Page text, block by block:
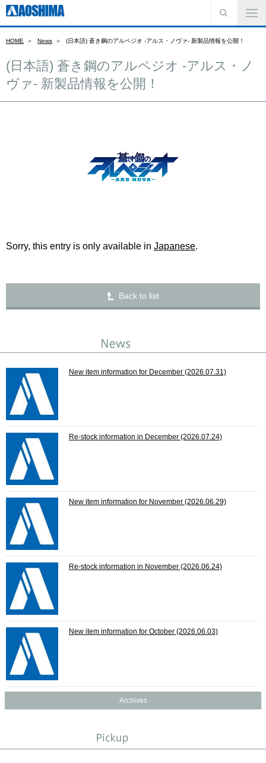
HOME News (日本語) 蒼き鋼のアルペジオ -アルス・ノヴァ- 新製品情報を公開！
(日本語) 蒼き鋼のアルペジオ -アルス・ノ
ヴァ- 新製品情報を公開！
Sorry, this entry is only available in Japanese.
Back to list
New item information for December (2026.07.31)
Re-stock information in December (2026.07.24)
New item information for November (2026.06.29)
Re-stock information in November (2026.06.24)
New item information for October (2026.06.03)
Archives